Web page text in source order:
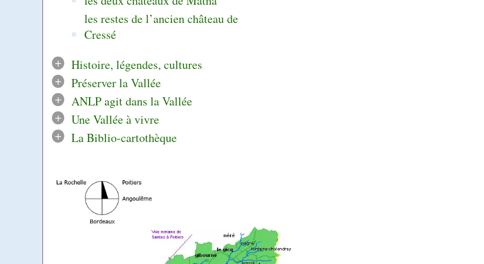
les restes de l’ancien château de
Cressé
+
Histoire, légendes, cultures
+
Préserver la Vallée
+
ANLP agit dans la Vallée
+
Une Vallée à vivre
+
La Biblio-cartothèque